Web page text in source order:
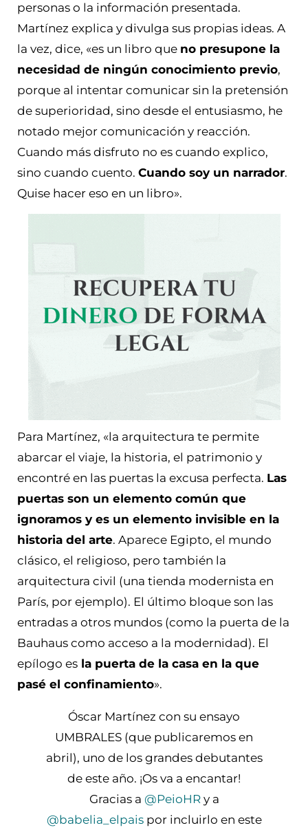
personas o la información presentada.
Martínez explica y divulga sus propias ideas. A
la vez, dice, «es un libro que no presupone la
necesidad de ningún conocimiento previo,
porque al intentar comunicar sin la pretensión
de superioridad, sino desde el entusiasmo, he
notado mejor comunicación y reacción.
Cuando más disfruto no es cuando explico,
sino cuando cuento. Cuando soy un narrador.
Quise hacer eso en un libro».
Para Martínez, «la arquitectura te permite
abarcar el viaje, la historia, el patrimonio y
encontré en las puertas la excusa perfecta. Las
puertas son un elemento común que
ignoramos y es un elemento invisible en la
historia del arte. Aparece Egipto, el mundo
clásico, el religioso, pero también la
arquitectura civil (una tienda modernista en
París, por ejemplo). El último bloque son las
entradas a otros mundos (como la puerta de la
Bauhaus como acceso a la modernidad). El
epílogo es la puerta de la casa en la que
pasé el confinamiento».
Óscar Martínez con su ensayo
UMBRALES (que publicaremos en
abril), uno de los grandes debutantes
de este año. ¡Os va a encantar!
Gracias a @PeioHRy a
@babelia_elpaispor incluirlo en este